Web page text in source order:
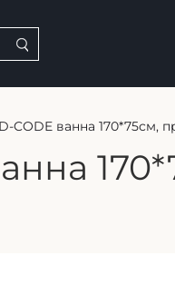
D-CODE ванна 170*75см,